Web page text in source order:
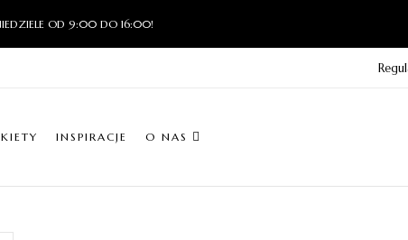
OD 9:00 DO 16:00!
INSPIRACJE O NAS